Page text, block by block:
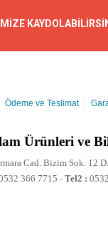
Ödeme ve Teslimat
Ürünleri ve
Cad. Bizim Sok. 12
366 7715 -Tel2 :